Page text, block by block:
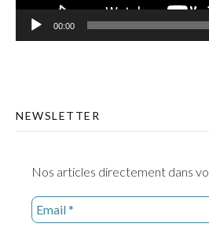
00:00
NEWSLETTER
Nos articles directement dans